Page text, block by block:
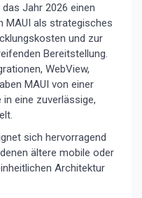
Jahr 2026 einen
MAUI als strategisches
und zur
Bereitstellung.
WebView,
MAUI von einer
eine zuverlässige,
sich hervorragend
ältere mobile oder
Architektur